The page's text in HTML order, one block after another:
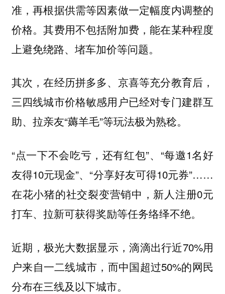
准，再根据供需等因素做一定幅度内调整的
价格。其费用不包括附加费，能在某种程度
上避免绕路、堵车加价等问题。
其次，在经历拼多多、京喜等充分教育后，
三四线城市价格敏感用户已经对专门建群互
助、拉亲友“薅羊毛”等玩法极为熟稔。
“点一下不会吃亏，还有红包”、“每邀1名好
友得10元现金”、“分享好友可得10元券”……
在花小猪的社交裂变营销中，新人注册0元
打车、拉新可获得奖励等任务络绎不绝。
近期，极光大数据显示，滴滴出行近70%用
户来自一二线城市，而中国超过50%的网民
分布在三线及以下城市。